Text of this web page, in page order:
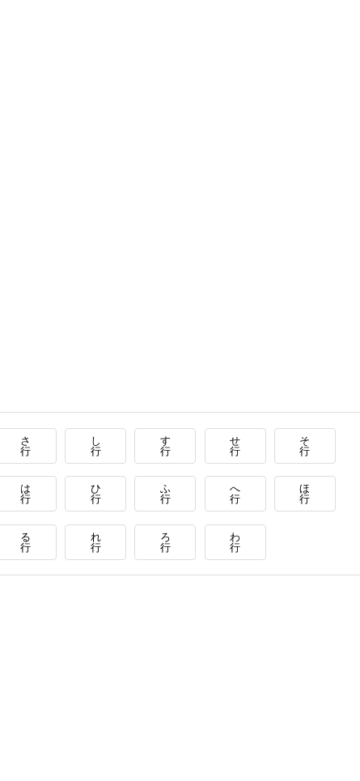
さ
行
し
行
す
行
せ
行
そ
行
は
行
ひ
行
ふ
行
へ
行
ほ
行
る
行
れ
行
ろ
行
わ
行